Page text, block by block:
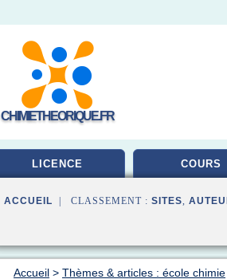
CHIMIETHEORIQUE.FR
LICENCE COURS
ACCUEIL | CLASSEMENT : SITES,
Accueil > Thèmes & articles : école chimie